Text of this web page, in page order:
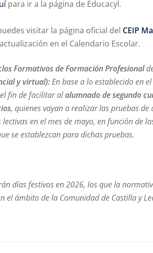
para ir a la página de Educacyl.
visitar la página oficial del CEIP
en el Calendario Escolar.
Formativos de Formación Profesional
y virtual):En base a lo establecido en
fin de facilitar alalumnado de segundo
, quienes vayan a realizar las pruebas
lectivas en el mes de mayo, en función de
se establezcan para dichas pruebas.
días festivos en 2026, los que la
el ámbito de la Comunidad de Castilla y